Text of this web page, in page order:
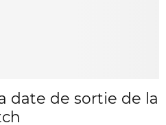
date de sortie de la